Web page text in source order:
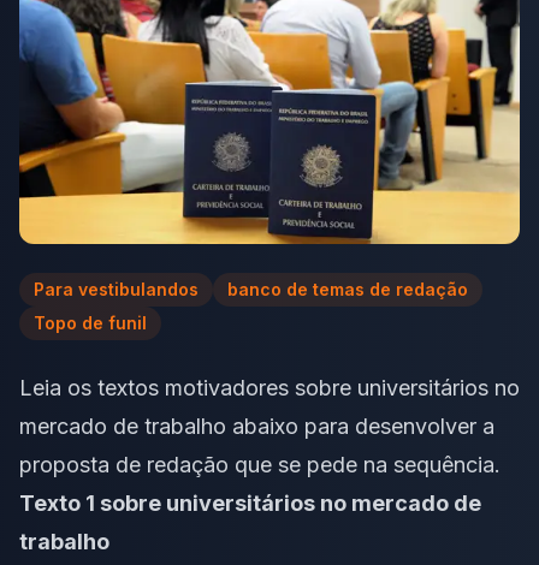
Para vestibulandos
banco de temas de redação
Topo de funil
Leia os textos motivadores sobre universitários no
mercado de trabalho abaixo para desenvolver a
proposta de redação que se pede na sequência.
Texto 1 sobre universitários no mercado de
trabalho